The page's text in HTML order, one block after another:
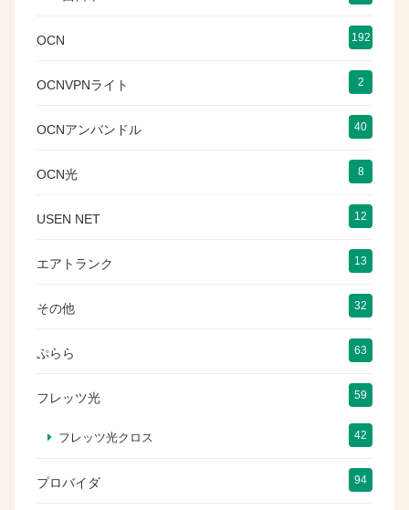
OCN 192
OCNVPNライト 2
OCNアンバンドル 40
OCN光 8
USEN NET 12
エアトランク 13
その他 32
ぷらら 63
フレッツ光 59
フレッツ光クロス 42
プロバイダ 94